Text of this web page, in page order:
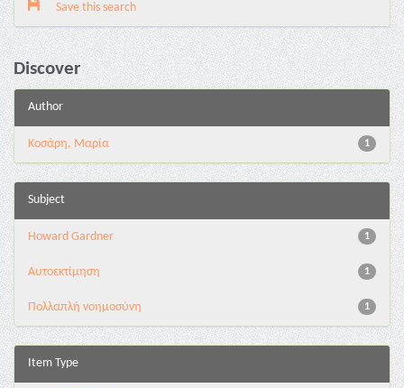
Save this search
Discover
Author
1
Κοσάρη, Μαρία
Subject
1
Howard Gardner
1
Αυτοεκτίμηση
1
Πολλαπλή νοημοσύνη
Item Type